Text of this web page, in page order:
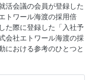
活会議の会員が登録した
トワール海渡の採用倍
た際に登録した「入社予
会社エトワール海渡の採
における参考のひとつと